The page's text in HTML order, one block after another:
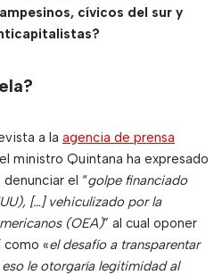
cívicos del sur y
a la agencia de prensa
ministro Quintana ha expresado
el “golpe financiado
[…] vehiculizado por la
(OEA)” al cual oponer
como «el desafío a transparentar
le otorgaría legitimidad al